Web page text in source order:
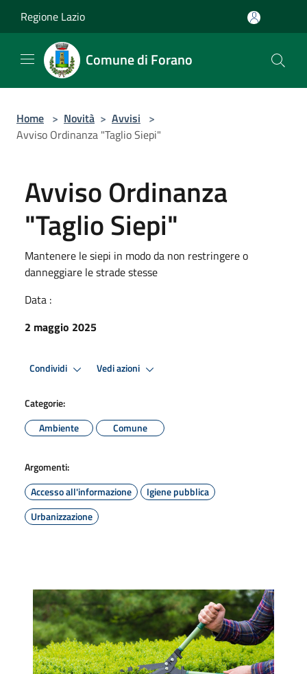
Regione Lazio
Comune di Forano
Home > Novità > Avvisi >
Avviso Ordinanza "Taglio Siepi"
Avviso Ordinanza
"Taglio Siepi"
Mantenere le siepi in modo da non restringere o
danneggiare le strade stesse
Data :
2 maggio 2025
Condividi Vedi azioni
Categorie:
Ambiente
Comune
Argomenti:
Accesso all'informazione
Igiene pubblica
Urbanizzazione